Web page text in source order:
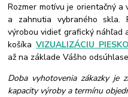
Rozmer motívu je orientačný
a zahnutia vybraného skla.
výrobou vidieť grafický náhľad
košíkaVIZUALIZÁCIU
až na základe Vášho
Doba vyhotovenia zákazky je
kapacity výroby a termínu